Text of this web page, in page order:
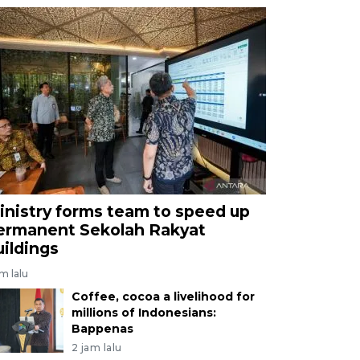
forms team to speed up
Sekolah Rakyat
lalu
Coffee, cocoa a livelihood for
millions of Indonesians:
Bappenas
2 jam lalu